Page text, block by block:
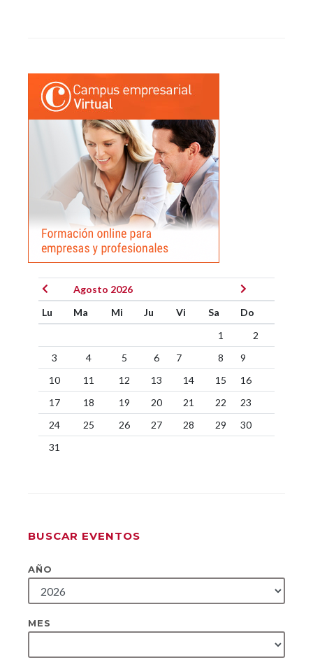
Agosto 2026
Lu
Ma Mi Ju Vi Sa
Do
1
2
3
4 5 6 7 8
9
10
11 12 13 14 15
16
17
18 19 20 21 22
23
24
25 26 27 28 29
30
31
BUSCAR EVENTOS
AÑO
MES